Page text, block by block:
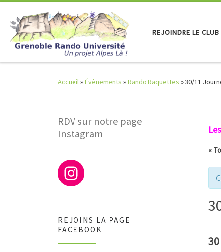
Skip to content
REJOINDRE LE CLUB
Accueil»Évènements »Rando Raquettes »30/11
«
RDV sur notre page
Instagram
REJOINS LA PAGE
FACEBOOK